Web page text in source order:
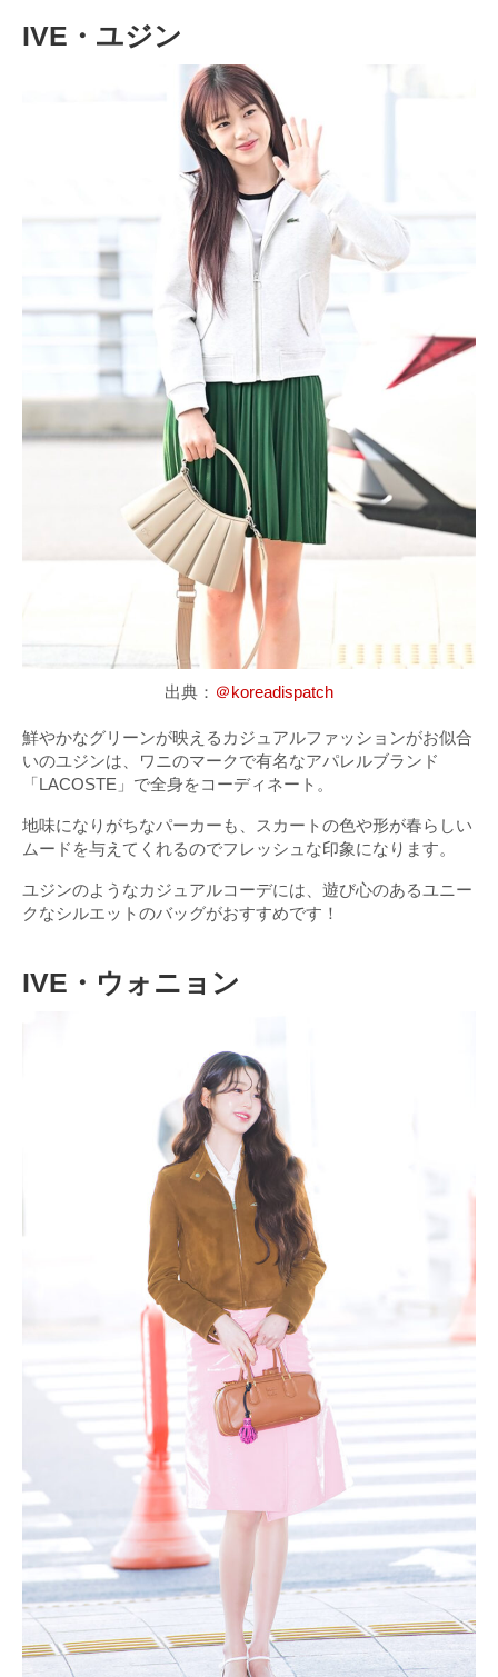
IVE・ユジン
出典： ＠koreadispatch
鮮やかなグリーンが映えるカジュアルファッションがお似合
いのユジンは、ワニのマークで有名なアパレルブランド
「LACOSTE」で全身をコーディネート。
地味になりがちなパーカーも、スカートの色や形が春らしい
ムードを与えてくれるのでフレッシュな印象になります。
ユジンのようなカジュアルコーデには、遊び心のあるユニー
クなシルエットのバッグがおすすめです！
IVE・ウォニョン